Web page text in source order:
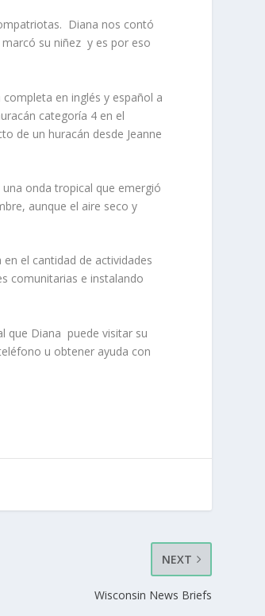
Diana nos contó
su niñez y es por eso
en inglés y español a
categoría 4 en el
de un huracán desde Jeanne
onda tropical que emergió
aunque el aire seco y
el cantidad de actividades
comunitarias e instalando
que Diana puede visitar su
u obtener ayuda con
NEXT
Wisconsin News Briefs